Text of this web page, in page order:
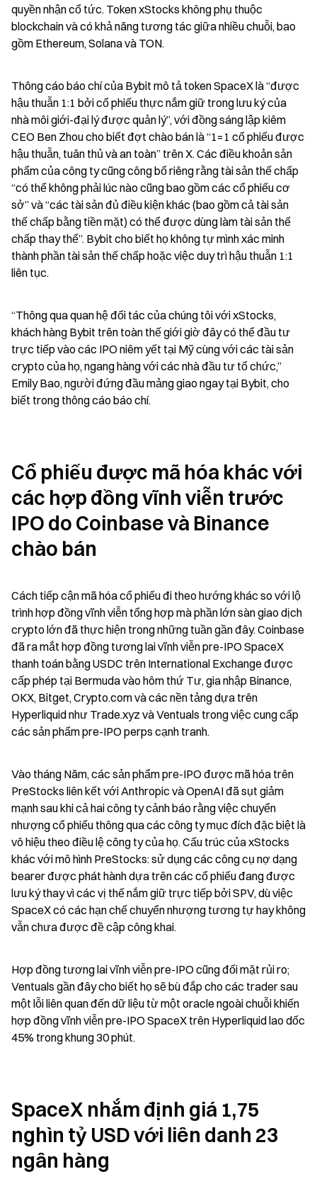
quyền nhận cổ tức. Token xStocks không phụ thuộc
blockchain và có khả năng tương tác giữa nhiều chuỗi, bao
gồm Ethereum, Solana và TON.
Thông cáo báo chí của Bybit mô tả token SpaceX là “được
hậu thuẫn 1:1 bởi cổ phiếu thực nắm giữ trong lưu ký của
nhà môi giới-đại lý được quản lý”, với đồng sáng lập kiêm
CEO Ben Zhou cho biết đợt chào bán là “1=1 cổ phiếu được
hậu thuẫn, tuân thủ và an toàn” trên X. Các điều khoản sản
phẩm của công ty cũng công bố riêng rằng tài sản thế chấp
“có thể không phải lúc nào cũng bao gồm các cổ phiếu cơ
sở” và “các tài sản đủ điều kiện khác (bao gồm cả tài sản
thế chấp bằng tiền mặt) có thể được dùng làm tài sản thế
chấp thay thế”. Bybit cho biết họ không tự mình xác minh
thành phần tài sản thế chấp hoặc việc duy trì hậu thuẫn 1:1
liên tục.
“Thông qua quan hệ đối tác của chúng tôi với xStocks,
khách hàng Bybit trên toàn thế giới giờ đây có thể đầu tư
trực tiếp vào các IPO niêm yết tại Mỹ cùng với các tài sản
crypto của họ, ngang hàng với các nhà đầu tư tổ chức,”
Emily Bao, người đứng đầu mảng giao ngay tại Bybit, cho
biết trong thông cáo báo chí.
Cổ phiếu được mã hóa khác với
các hợp đồng vĩnh viễn trước
IPO do Coinbase và Binance
chào bán
Cách tiếp cận mã hóa cổ phiếu đi theo hướng khác so với lộ
trình hợp đồng vĩnh viễn tổng hợp mà phần lớn sàn giao dịch
crypto lớn đã thực hiện trong những tuần gần đây. Coinbase
đã ra mắt hợp đồng tương lai vĩnh viễn pre-IPO SpaceX
thanh toán bằng USDC trên International Exchange được
cấp phép tại Bermuda vào hôm thứ Tư, gia nhập Binance,
OKX, Bitget, Crypto.com và các nền tảng dựa trên
Hyperliquid như Trade.xyz và Ventuals trong việc cung cấp
các sản phẩm pre-IPO perps cạnh tranh.
Vào tháng Năm, các sản phẩm pre-IPO được mã hóa trên
PreStocks liên kết với Anthropic và OpenAI đã sụt giảm
mạnh sau khi cả hai công ty cảnh báo rằng việc chuyển
nhượng cổ phiếu thông qua các công ty mục đích đặc biệt là
vô hiệu theo điều lệ công ty của họ. Cấu trúc của xStocks
khác với mô hình PreStocks: sử dụng các công cụ nợ dạng
bearer được phát hành dựa trên các cổ phiếu đang được
lưu ký thay vì các vị thế nắm giữ trực tiếp bởi SPV, dù việc
SpaceX có các hạn chế chuyển nhượng tương tự hay không
vẫn chưa được đề cập công khai.
Hợp đồng tương lai vĩnh viễn pre-IPO cũng đối mặt rủi ro;
Ventuals gần đây cho biết họ sẽ bù đắp cho các trader sau
một lỗi liên quan đến dữ liệu từ một oracle ngoài chuỗi khiến
hợp đồng vĩnh viễn pre-IPO SpaceX trên Hyperliquid lao dốc
45% trong khung 30 phút.
SpaceX nhắm định giá 1,75
nghìn tỷ USD với liên danh 23
ngân hàng